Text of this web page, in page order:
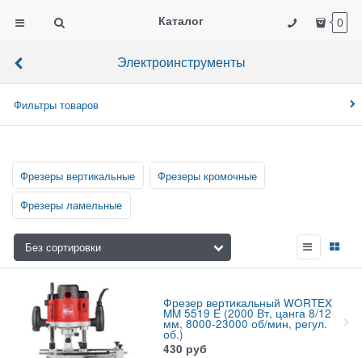
Каталог 0
Электроинструменты
Фильтры товаров
Фрезеры вертикальные
Фрезеры кромочные
Фрезеры ламельные
Фрезер вертикальный WORTEX
MM 5519 E (2000 Вт, цанга 8/12
мм, 8000-23000 об/мин, регул.
об.)
430 руб